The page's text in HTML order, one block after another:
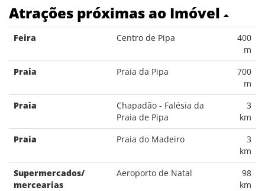
Atrações próximas ao Imóvel
Feira Centro de Pipa
400
m
Praia
Praia da Pipa
700
m
Praia
Chapadão - Falésia da
Praia de Pipa
3
km
Praia
Praia do Madeiro
3
km
Supermercados/
mercearias
Aeroporto de Natal
98
km